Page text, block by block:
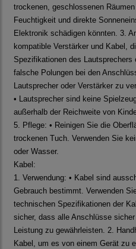
trockenen, geschlossenen
Feuchtigkeit und direkte
Elektronik schädigen könnten. 3.
kompatible Verstärker und Kabel,
Spezifikationen des Lautsprechers
falsche Polungen bei den
Lautsprecher oder Verstärker zu
• Lautsprecher sind keine
außerhalb der Reichweite von
5. Pflege: • Reinigen Sie die
trockenen Tuch. Verwenden Sie
oder Wasser.
Kabel:
1. Verwendung: • Kabel sind
Gebrauch bestimmt. Verwenden
technischen Spezifikationen der
sicher, dass alle Anschlüsse
Leistung zu gewährleisten. 2.
Kabel, um es von einem Gerät zu